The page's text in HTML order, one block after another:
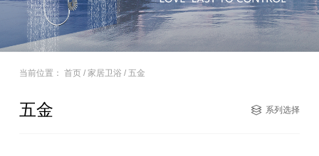
当前位置： 首页/ 家居卫浴 / 五金
五金 系列选择